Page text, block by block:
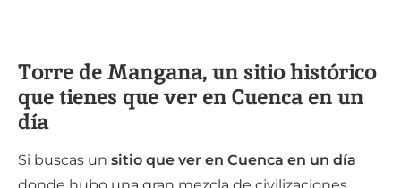
Torre de Mangana, un sitio histórico
que tienes que ver en Cuenca en un
día
Si buscas un sitio que ver en Cuenca en un día